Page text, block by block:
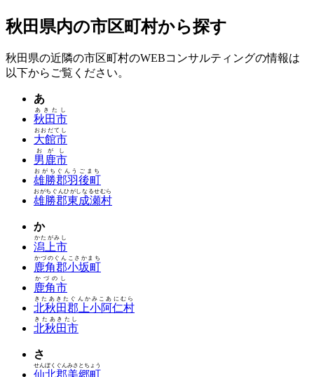
秋田県内の市区町村から探す
秋田県の近隣の市区町村のWEBコンサルティングの情報は
以下からご覧ください。
あ
秋田市
あきたし
大館市
おおだてし
男鹿市
おがし
雄勝郡羽後町
おがちぐんうごまち
雄勝郡東成瀬村
おがちぐんひがしなるせむら
か
潟上市
かたがみし
鹿角郡小坂町
かづのぐんこさかまち
鹿角市
かづのし
北秋田郡上小阿仁村
きたあきたぐんかみこあにむら
北秋田市
きたあきたし
さ
せんぼくぐんみさとちょう